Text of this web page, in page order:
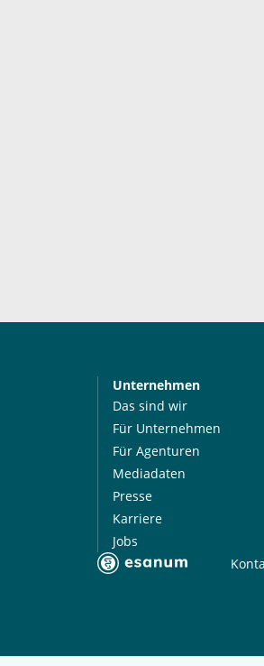
Unternehmen
Das sind wir
Für Unternehmen
Für Agenturen
Mediadaten
Presse
Karriere
Jobs